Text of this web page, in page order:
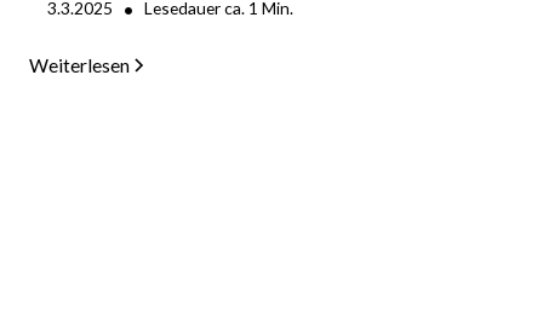
3.3.2025 • Lesedauer ca. 1 Min.
Weiterlesen